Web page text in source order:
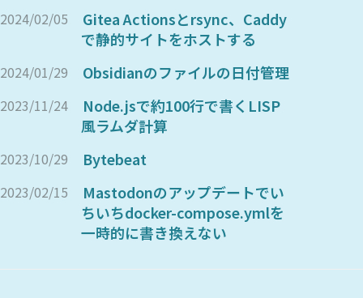
2024/02/05
Gitea Actionsとrsync、Caddy
で静的サイトをホストする
2024/01/29 Obsidianのファイルの日付管理
2023/11/24
Node.jsで約100行で書くLISP
風ラムダ計算
2023/10/29 Bytebeat
2023/02/15
Mastodonのアップデートでい
ちいちdocker-compose.ymlを
一時的に書き換えない